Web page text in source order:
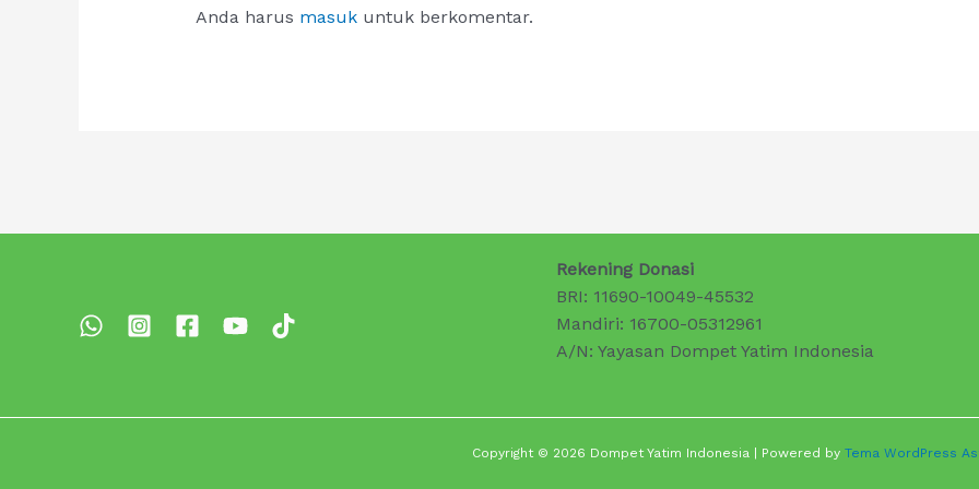
Anda harus masukuntuk berkomentar.
Rekening Donasi
BRI: 11690-10049-45532
Mandiri: 16700-05312961
A/N: Yayasan Dompet Yatim Indonesia
Copyright © 2026 Dompet Yatim Indonesia | Powered by Tema WordPress